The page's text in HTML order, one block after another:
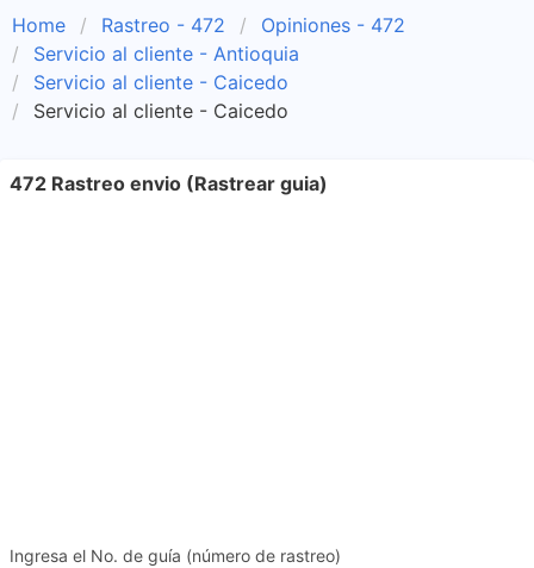
Home Rastreo - 472
Opiniones - 472
Servicio al cliente - Antioquia
Servicio al cliente - Caicedo
Servicio al cliente - Caicedo
472 Rastreo envio (Rastrear guia)
Ingresa el No. de guía (número de rastreo)